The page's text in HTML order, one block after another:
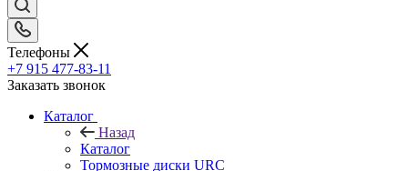
Телефоны
+7 915 477-83-11
Заказать звонок
Каталог
Назад
Каталог
Тормозные диски URC